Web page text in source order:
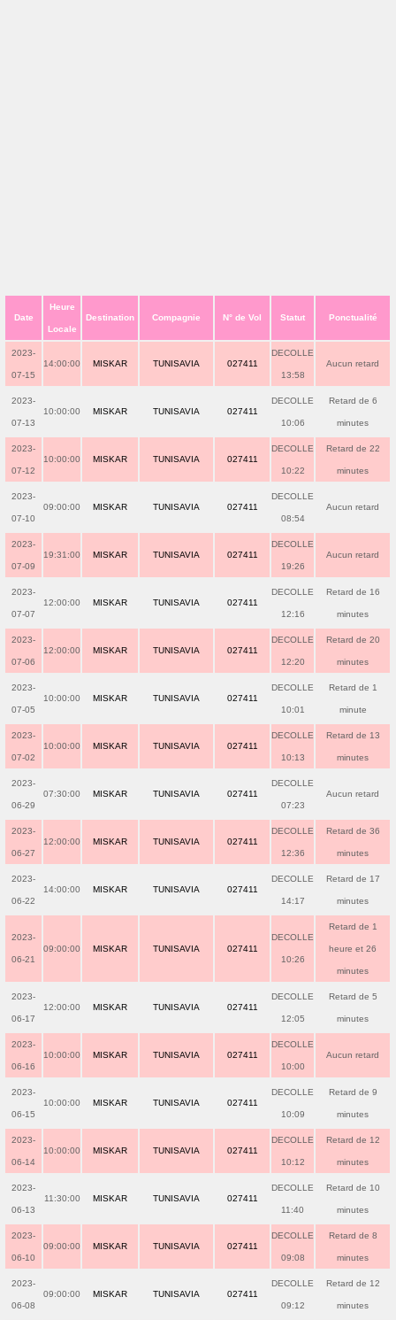
Date
Heure
Locale
Destination Compagnie N° de Vol Statut Ponctualité
2023-
07-15
14:00:00 MISKAR TUNISAVIA 027411
DECOLLE
13:58
Aucun retard
2023-
07-13
10:00:00 MISKAR TUNISAVIA 027411
DECOLLE
10:06
Retard de 6
minutes
2023-
07-12
10:00:00 MISKAR TUNISAVIA 027411
DECOLLE
10:22
Retard de 22
minutes
2023-
07-10
09:00:00 MISKAR TUNISAVIA 027411
DECOLLE
08:54
Aucun retard
2023-
07-09
19:31:00 MISKAR TUNISAVIA 027411
DECOLLE
19:26
Aucun retard
2023-
07-07
12:00:00 MISKAR TUNISAVIA 027411
DECOLLE
12:16
Retard de 16
minutes
2023-
07-06
12:00:00 MISKAR TUNISAVIA 027411
DECOLLE
12:20
Retard de 20
minutes
2023-
07-05
10:00:00 MISKAR TUNISAVIA 027411
DECOLLE
10:01
Retard de 1
minute
2023-
07-02
10:00:00 MISKAR TUNISAVIA 027411
DECOLLE
10:13
Retard de 13
minutes
2023-
06-29
07:30:00 MISKAR TUNISAVIA 027411
DECOLLE
07:23
Aucun retard
2023-
06-27
12:00:00 MISKAR TUNISAVIA 027411
DECOLLE
12:36
Retard de 36
minutes
2023-
06-22
14:00:00 MISKAR TUNISAVIA 027411
DECOLLE
14:17
Retard de 17
minutes
2023-
06-21
09:00:00 MISKAR TUNISAVIA 027411
DECOLLE
10:26
Retard de 1
heure et 26
minutes
2023-
06-17
12:00:00 MISKAR TUNISAVIA 027411
DECOLLE
12:05
Retard de 5
minutes
2023-
06-16
10:00:00 MISKAR TUNISAVIA 027411
DECOLLE
10:00
Aucun retard
2023-
06-15
10:00:00 MISKAR TUNISAVIA 027411
DECOLLE
10:09
Retard de 9
minutes
2023-
06-14
10:00:00 MISKAR TUNISAVIA 027411
DECOLLE
10:12
Retard de 12
minutes
2023-
06-13
11:30:00 MISKAR TUNISAVIA 027411
DECOLLE
11:40
Retard de 10
minutes
2023-
06-10
09:00:00 MISKAR TUNISAVIA 027411
DECOLLE
09:08
Retard de 8
minutes
2023-
06-08
09:00:00 MISKAR TUNISAVIA 027411
DECOLLE
09:12
Retard de 12
minutes